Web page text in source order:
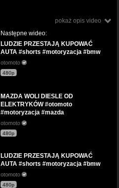
pokaż opis video
Następne wideo:
LUDZIE PRZESTAJĄ KUPOWAĆ
AUTA #shorts #motoryzacja #bmw
otomoto
480p
MAZDA WOLI DIESLE OD
ELEKTRYKÓW #otomoto
#motoryzacja #mazda
otomoto
480p
LUDZIE PRZESTAJĄ KUPOWAĆ
AUTA #shorts #motoryzacja #bmw
otomoto
480p